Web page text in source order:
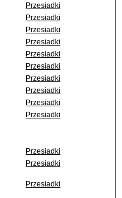
Przesiadki
Przesiadki
Przesiadki
Przesiadki
Przesiadki
Przesiadki
Przesiadki
Przesiadki
Przesiadki
Przesiadki
Przesiadki
Przesiadki
Przesiadki